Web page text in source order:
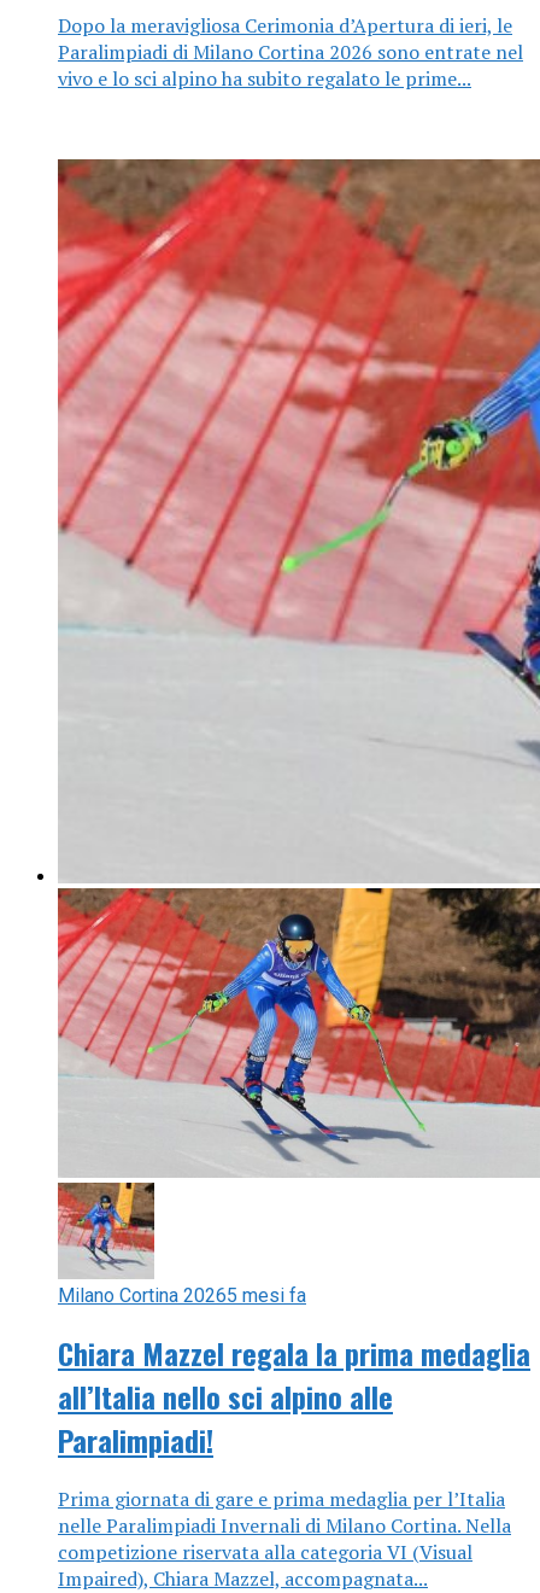
Dopo la meravigliosa Cerimonia d’Apertura di ieri, le
Paralimpiadi di Milano Cortina 2026 sono entrate nel
vivo e lo sci alpino ha subito regalato le prime...
Milano Cortina 20265 mesi fa
Chiara Mazzel regala la prima medaglia
all’Italia nello sci alpino alle
Paralimpiadi!
Prima giornata di gare e prima medaglia per l’Italia
nelle Paralimpiadi Invernali di Milano Cortina. Nella
competizione riservata alla categoria VI (Visual
Impaired), Chiara Mazzel, accompagnata...